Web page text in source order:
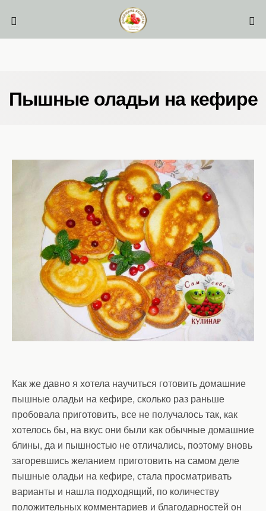
Пышные оладьи на кефире
Как же давно я хотела научиться готовить домашние
пышные оладьи на кефире, сколько раз раньше
пробовала приготовить, все не получалось так, как
хотелось бы, на вкус они были как обычные домашние
блины, да и пышностью не отличались, поэтому вновь
загоревшись желанием приготовить на самом деле
пышные оладьи на кефире, стала просматривать
варианты и нашла подходящий, по количеству
положительных комментариев и благодарностей он